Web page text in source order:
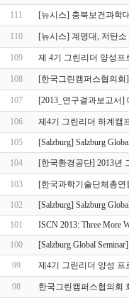
111 [뉴시스] 충북보건과학
110 [뉴시스] 계명대, 저탄
109 제 4기 그린리더 양성
108 [한국그린캠퍼스협의
107 [2013_연구결과보고서]
106 제4기 그린리더 하계캠
105 [Salzburg] Salzburg
104 [한국환경공단] 2013년
103 [한국과학기술단체총연
102
[Salzburg] Salzburg
101
ISCN 2013: Three More
100
[Salzburg Global
99 제4기 그린리더 양성 프
98 한국그린캠퍼스협의회